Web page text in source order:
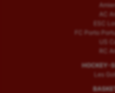
AC
ESC
FC Porto
US
RC
HOCKEY-
Les